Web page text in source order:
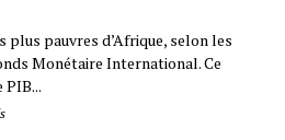
plus pauvres d’Afrique, selon les
Monétaire International. Ce